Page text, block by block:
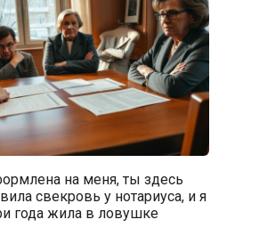
на меня, ты здесь
свекровь у нотариуса, и я
года жила в ловушке